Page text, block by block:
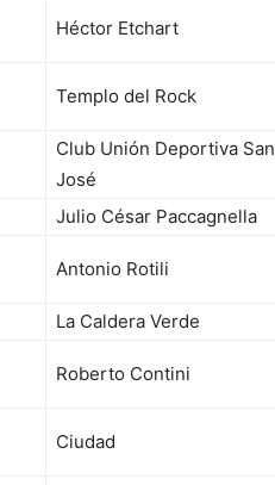
Héctor Etchart
Templo del Rock
Club Unión Deportiva San
José
Julio César Paccagnella
Antonio Rotili
La Caldera Verde
Roberto Contini
Ciudad